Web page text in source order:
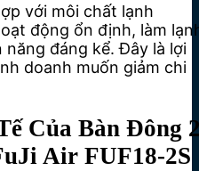
với môi chất lạnh
động ổn định, làm
đáng kể. Đây là lợi
doanh muốn giảm chi
Của Bàn Đông
Air FUF18-2S